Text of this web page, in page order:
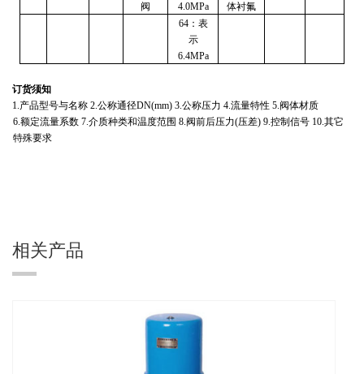
阀
4.0MPa
体衬氟
64：表
示
6.4MPa
订货须知
1.产品型号与名称2.公称通径DN(mm) 3.公称压力4.流量特性5.阀体材质
6.额定流量系数 7.介质种类和温度范围 8.阀前后压力(压差) 9.控制信号 10.其它
特殊要求
相关产品